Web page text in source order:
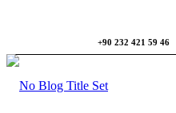
+90 232 421 59 46